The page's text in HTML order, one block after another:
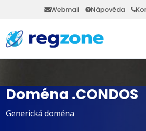
Webmail Nápověda
Doména .CONDOS
Generická doména